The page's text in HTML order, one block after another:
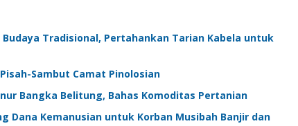
Tradisional, Pertahankan Tarian Kabela untuk
Sambut Camat Pinolosian
Bangka Belitung, Bahas Komoditas Pertanian
Dana Kemanusian untuk Korban Musibah Banjir dan